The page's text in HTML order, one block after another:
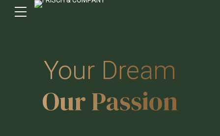
Your Dream
Our Passion